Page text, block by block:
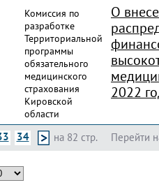
Комиссия по
разработке
Территориальной
программы
обязательного
медицинского
страхования
Кировской
области
О
2022
Перейти
34 на 82 стр.